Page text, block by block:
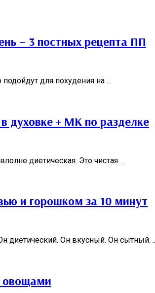
– 3 постных рецепта ПП
для похудения на ...
духовке + МК по разделке
диетическая. Это чистая ...
и горошком за 10 минут
диетический. Он вкусный. Он сытный.
овощами